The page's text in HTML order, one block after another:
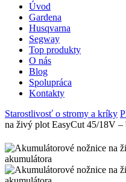
Úvod
Gardena
Husqvarna
Segway
Top produkty
O nás
Blog
Spolupráca
Kontakty
Starostlivosť o stromy a kríky
na živý plot EasyCut 45/18V –